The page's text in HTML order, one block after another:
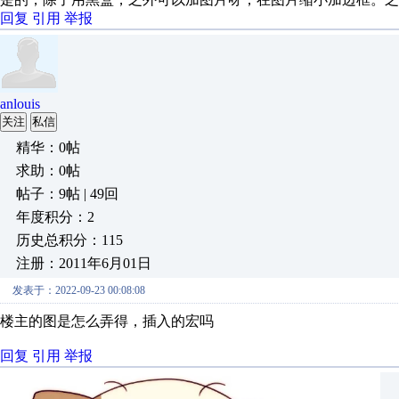
回复 引用 举报
anlouis
关注 私信
精华：0帖
求助：0帖
帖子：9帖 | 49回
年度积分：2
历史总积分：115
注册：2011年6月01日
发表于：2022-09-23 00:08:08
楼主的图是怎么弄得，插入的宏吗
回复 引用 举报